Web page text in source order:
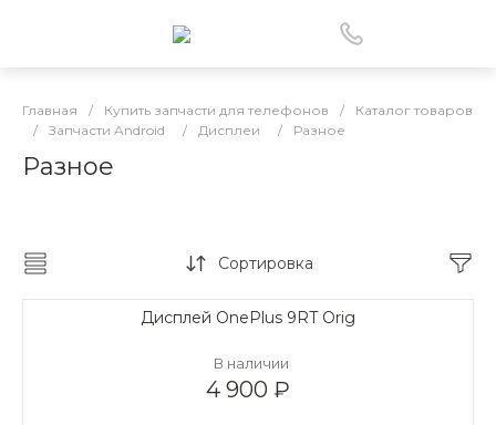
Главная / Купить запчасти для телефонов /
Каталог товаров
/
Запчасти Android / Дисплеи / Разное
Разное
Сортировка
Дисплей OnePlus 9RT Orig
В наличии
4 900 ₽